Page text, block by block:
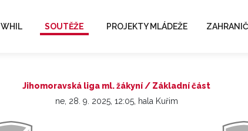
WHIL SOUTĚŽE PROJEKTY MLÁDEŽE
Jihomoravská liga ml. žákyní / Základní část
ne, 28. 9. 2025, 12:05, hala Kuřim